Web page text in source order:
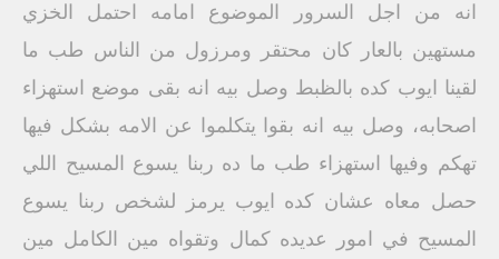
انه من اجل السرور الموضوع امامه احتمل الخزي
مستهين بالعار كان محتقر ومرزول من الناس طب ما
لقينا ايوب كده بالظبط وصل بيه انه بقى موضع استهزاء
اصحابه، وصل بيه انه بقوا يتكلموا عن الامه بشكل فيها
تهكم وفيها استهزاء طب ما ده ربنا يسوع المسيح اللي
حصل معاه عشان كده ايوب يرمز لشخص ربنا يسوع
المسيح في امور عديده كمال وتقواه مين الكامل مين